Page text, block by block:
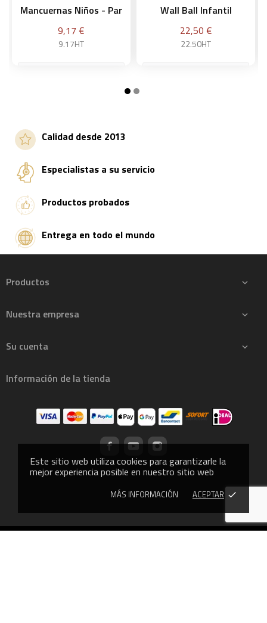
Este sitio web utiliza cookies para garantizarle la
mejor experiencia posible en nuestro sitio web
MÁS INFORMACIÓN ACEPTAR done
Mancuernas Niños - Par
Precio
9,17 €
9.17HT
Añadir a la cesta
Wall Ball Infantil
Precio
22,50 €
22.50HT
Calidad desde 2013
Especialistas a su servicio
Productos probados
Entrega en todo el mundo
Productos 
Nuestra empresa 
Su cuenta 
Información de la tienda